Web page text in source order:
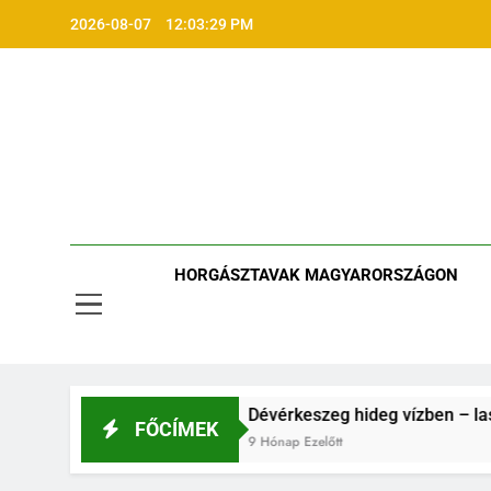
2026-08-07 12:03:30 PM
HORGÁSZTAVAK MAGYARORSZÁGON
FŐCÍMEK
Dévérkeszeg hideg vízben – lassú, de
9 Hónap Ezelőtt